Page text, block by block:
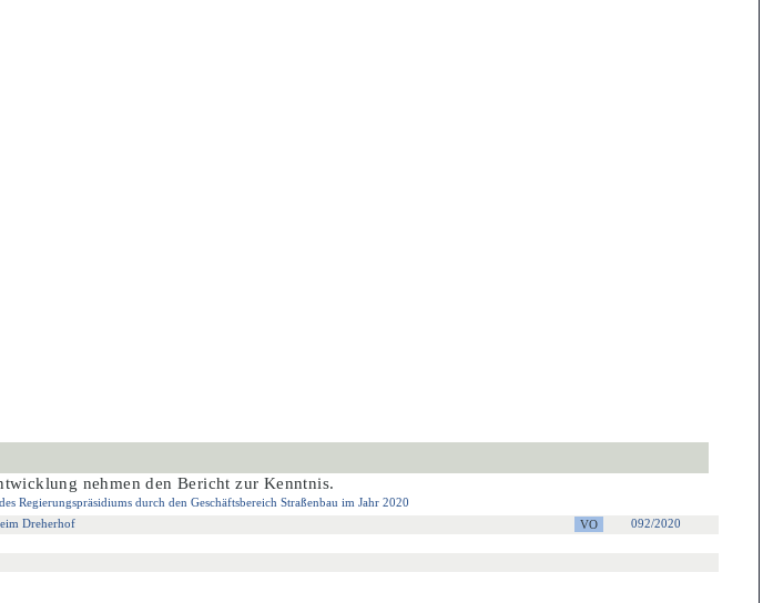
nehmenden Berichtzur Kenntnis.
Regierungspräsidiums durch den Geschäftsbereich Straßenbau im Jahr 2020
Dreherhof
092/2020